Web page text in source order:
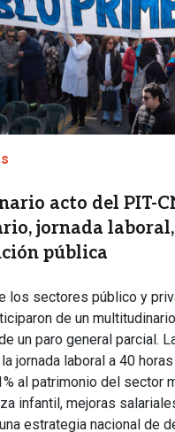
acto del PIT-
jornada
pública
los sectores público y
de un
un paro general parcial.
jornada laboral a 40
al patrimonio del sector
infantil, mejoras
estrategia nacional de